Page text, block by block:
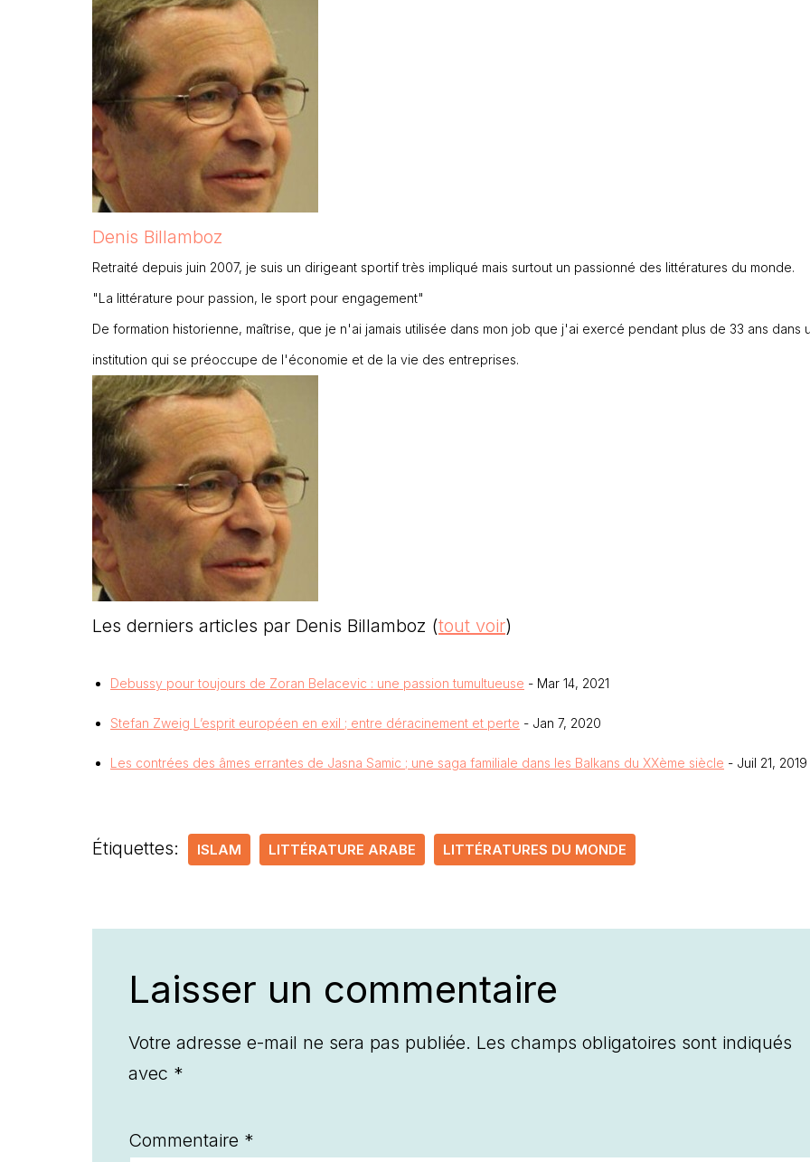
Denis Billamboz
Retraité depuis juin 2007, je suis un dirigeant sportif très impliqué mais surtout un passionné des littératures du monde.
"La littérature pour passion, le sport pour engagement"
De formation historienne, maîtrise, que je n'ai jamais utilisée dans mon job que j'ai exercé pendant plus de 33 ans dans
institution qui se préoccupe de l'économie et de la vie des entreprises.
Les derniers articles par Denis Billamboz (tout voir)
Debussy pour toujours de Zoran Belacevic : une passion tumultueuse - Mar 14, 2021
Stefan Zweig L’esprit européen en exil ; entre déracinement et perte - Jan 7, 2020
Les contrées des âmes errantes de Jasna Samic ; une saga familiale dans les Balkans du XXème siècle - Juil 21, 2019
Étiquettes: ISLAM LITTÉRATURE ARABE LITTÉRATURES DU MONDE
Laisser un commentaire
Votre adresse e-mail ne sera pas publiée. Les champs obligatoires sont indiqués
avec *
Commentaire *